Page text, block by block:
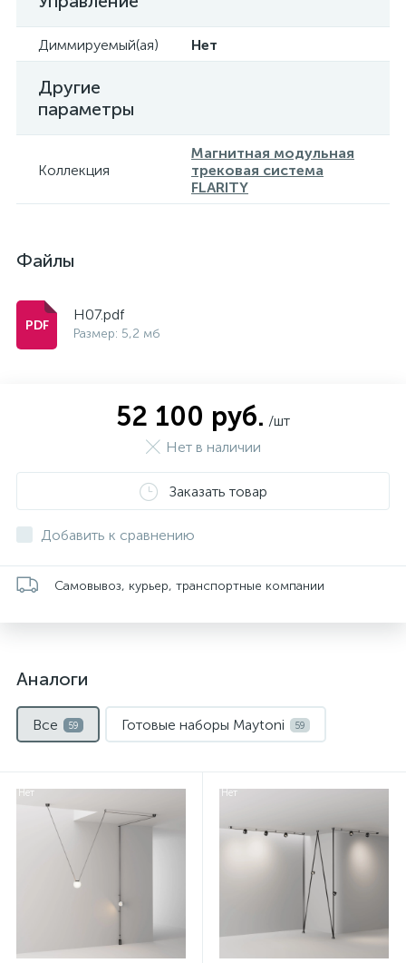
Диммируемый(ая) Нет
Другие
параметры
Коллекция
Магнитная модульная
трековая система
FLARITY
Файлы
H07.pdf
Размер: 5,2 мб
52 100 руб. /шт
Нет в наличии
Заказать товар
Добавить к сравнению
Самовывоз, курьер, транспортные компании
Аналоги
Все 59 Готовые наборы Maytoni 59
Нет Нет